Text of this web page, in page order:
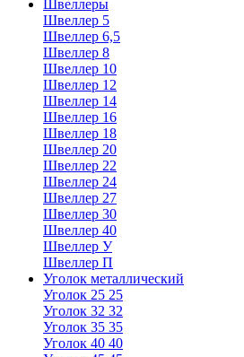
Швеллеры
Швеллер 5
Швеллер 6,5
Швеллер 8
Швеллер 10
Швеллер 12
Швеллер 14
Швеллер 16
Швеллер 18
Швеллер 20
Швеллер 22
Швеллер 24
Швеллер 27
Швеллер 30
Швеллер 40
Швеллер У
Швеллер П
Уголок металлический
Уголок 25 25
Уголок 32 32
Уголок 35 35
Уголок 40 40